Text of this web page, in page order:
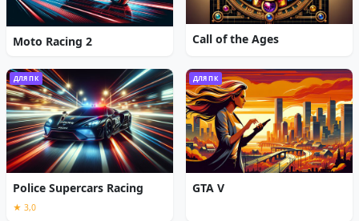
Moto Racing 2 Call of the Ages
ДЛЯ ПК
Police Supercars Racing
★ 3,0
ДЛЯ ПК
GTA V